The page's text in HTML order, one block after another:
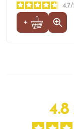
4.7/
4.8